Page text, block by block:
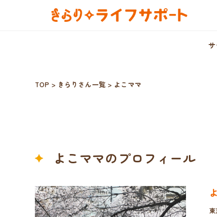
TOP > きらりさん一覧 > よこママ
よこママのプロフィール